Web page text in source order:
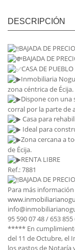
DESCRIPCIÓN
BAJADA DE PRECIO
BAJADA DE
CASA DE
Inmobiliaria
zona céntrica de Écija.
Dispone con una
corral por la parte de
Casa para
Ideal para
Zona cercana a
de Écija.
RENTA LIBRE
Ref.: 7881
BAJADA DE PRECIO
Para más
95 590 07 48 / 653 855
***** En
del 11 de Octubre, el
los gastos de Notaría